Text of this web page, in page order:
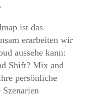
ist das
erarbeiten wir
aussehe kann:
Shift? Mix and
persönliche